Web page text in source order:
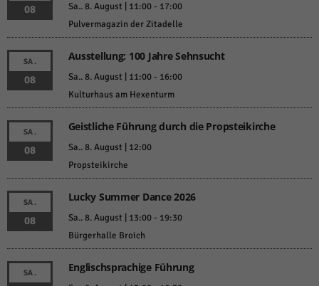
08 Sa.. 8. August | 11:00- 17:00
Pulvermagazin der Zitadelle
SA.
08
Ausstellung: 100 Jahre Sehnsucht
Sa.. 8. August | 11:00- 16:00
Kulturhaus am Hexenturm
SA.
08
Geistliche Führung durch die Propsteikirche
Sa.. 8. August | 12:00
Propsteikirche
SA.
08
Lucky Summer Dance 2026
Sa.. 8. August | 13:00- 19:30
Bürgerhalle Broich
SA. Englischsprachige Führung